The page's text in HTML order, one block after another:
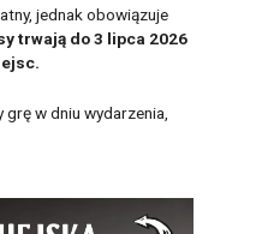
jednak obowiązuje
trwają do 3 lipca 2026
w dniu wydarzenia,